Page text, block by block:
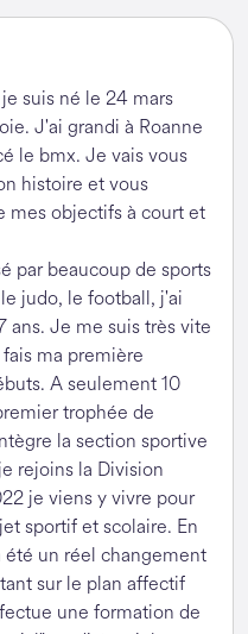
suis né le 24 mars
J'ai grandi à Roanne
le bmx. Je vais vous
histoire et vous
mes objectifs à court et
par beaucoup de sports
judo, le football, j'ai
Je me suis très vite
ma première
A seulement 10
trophée de
la section sportive
rejoins la Division
je viens y vivre pour
sportif et scolaire. En
un réel changement
sur le plan affectif
une formation de